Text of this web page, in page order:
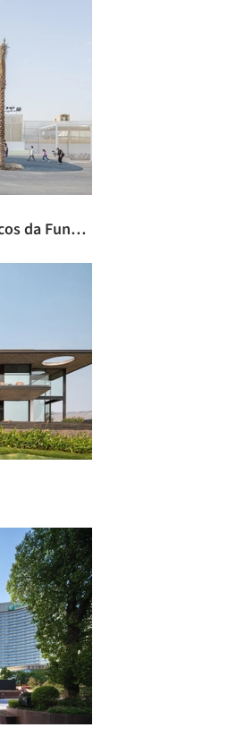
Edifício de Programas Públicos da Fundação Bienal de Diriyah / Ariel André-GOLEM